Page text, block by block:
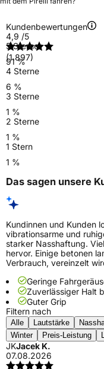
Kundenbewertungen
4,9 /5
(1.897)
5 Sterne
91 %
4 Sterne
6 %
3 Sterne
1 %
2 Sterne
1 %
1 Stern
1 %
Das sagen unsere
Kundinnen und Kunden
vibrationsarme und
starker Nasshaftung.
hervor. Einige betonen
Verbrauch, vereinzelt
Geringe
Zuverlässiger Halt
Guter Grip
Filtern nach
Alle Lautstärke
Winter
Preis-Leistung
JKJacek K.
07.08.2026